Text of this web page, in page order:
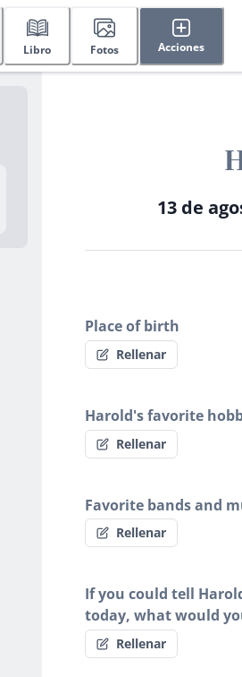
Libro Fotos Acciones
13 de
Place of birth
Rellenar
Harold's favorite
Rellenar
Favorite bands and
Rellenar
If you could tell
today, what would
Rellenar